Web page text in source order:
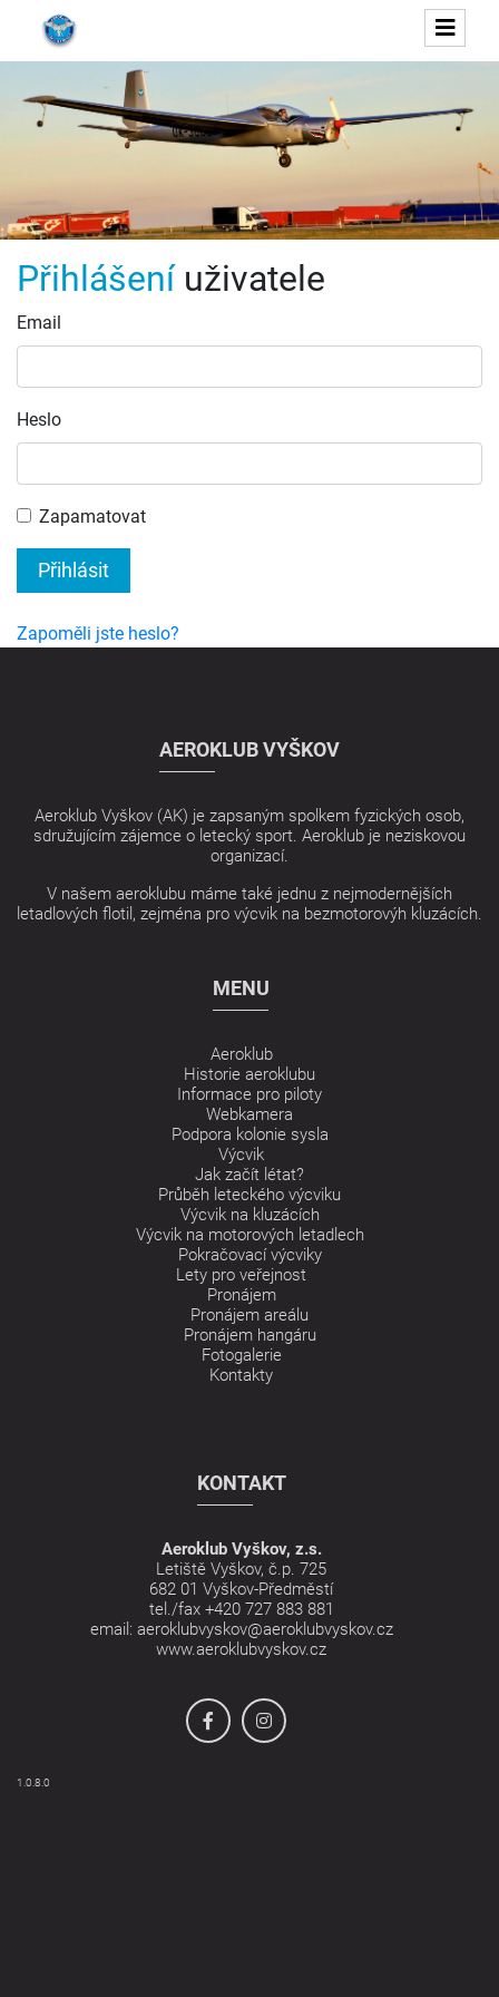
Přihlášeníuživatele
Email
Heslo
Zapamatovat
Přihlásit
Zapoměli jste heslo?
AEROKLUB VYŠKOV
Aeroklub Vyškov (AK) je zapsaným spolkem fyzických osob,
sdružujícím zájemce o letecký sport. Aeroklub je neziskovou
organizací.
V našem aeroklubu máme také jednu z nejmodernějších
letadlových flotil, zejména pro výcvik na bezmotorovýh kluzácích.
MENU
Aeroklub
Historie aeroklubu
Informace pro piloty
Webkamera
Podpora kolonie sysla
Výcvik
Jak začít létat?
Průběh leteckého výcviku
Výcvik na kluzácích
Výcvik na motorových letadlech
Pokračovací výcviky
Lety pro veřejnost
Pronájem
Pronájem areálu
Pronájem hangáru
Fotogalerie
Kontakty
KONTAKT
Aeroklub Vyškov, z.s.
Letiště Vyškov, č.p. 725
682 01 Vyškov-Předměstí
tel./fax +420 727 883 881
email: aeroklubvyskov@aeroklubvyskov.cz
www.aeroklubvyskov.cz
1.0.8.0